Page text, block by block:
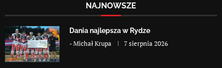
NAJNOWSZE
Dania najlepsza w Rydze
-Michał Krupa 7 sierpnia 2026